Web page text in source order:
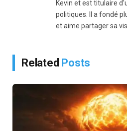
Kevin et est titulaire
politiques. Il a fondé
et aime partager sa
Related Posts